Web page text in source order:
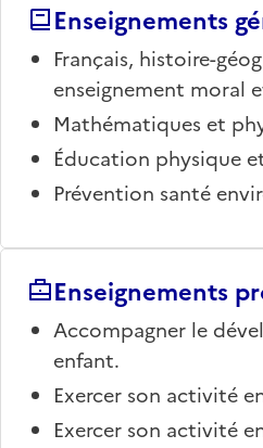
Enseignements
Français, histoire-
enseignement moral
Mathématiques et
Éducation physique
Prévention santé
Enseignements
Accompagner le
enfant.
Exercer son activité
Exercer son activité